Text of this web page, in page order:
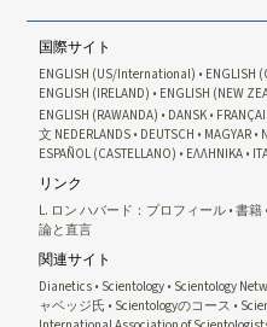
国際サイト
ENGLISH (US/International) ENGLISH
ENGLISH (IRELAND)
ENGLISH (NEW
ENGLISH (RAWANDA)
DANSK
文 NEDERLANDS DEUTSCH MAGYAR
ESPAÑOL (CASTELLANO)
ΕΛΛΗΝΙΚA
リンク
L. ロン ハバード：プロフィール 書籍
論と直言
関連サイト
Dianetics Scientology Scientology
ャベッジ氏
Scientologyのコース